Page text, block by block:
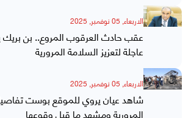
الاربعاء, 05 نوفمبر, 2025
عقب حادث العرقوب المروع.. بن بريك
عاجلة لتعزيز السلامة المرورية
الاربعاء, 05 نوفمبر, 2025
شاهد عيان يروي للموقع بوست
المرورية ومشهد ما قبل وقوعها